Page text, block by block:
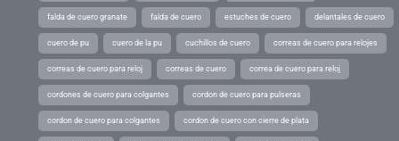
falda de cuero granate falda de cuero estuches de cuero delantales de cuero
cuero de pu cuero de la pu cuchillos de cuero correas de cuero para relojes
correas de cuero para reloj correas de cuero correa de cuero para reloj
cordones de cuero para colgantes cordon de cuero para pulseras
cordon de cuero para colgantes cordon de cuero con cierre de plata